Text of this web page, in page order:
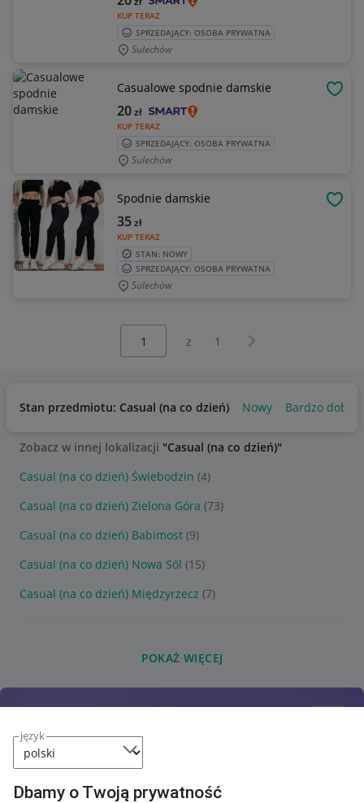
język
Dbamy o Twoją prywatność
KUP TERAZ
SPRZEDAJĄCY: OSOBA PRYWATNA
Sulechów
Casualowe spodnie damskie
KUP TERAZ
20zł
SPRZEDAJĄCY: OSOBA PRYWATNA
Sulechów
Spodnie damskie
KUP TERAZ
35zł
STAN: NOWY
SPRZEDAJĄCY: OSOBA PRYWATNA
Sulechów
z 1 Następna strona
Stan przedmiotu: Casual (na co dzień) Nowy Bardzo dobry
Zobacz w innej lokalizacji "Casual (na co dzień)"
Casual (na co dzień) Świebodzin (4)
Casual (na co dzień) Zielona Góra (73)
Casual (na co dzień) Babimost (9)
Casual (na co dzień) Nowa Sól (15)
Casual (na co dzień) Międzyrzecz (7)
POKAŻ WIĘCEJ